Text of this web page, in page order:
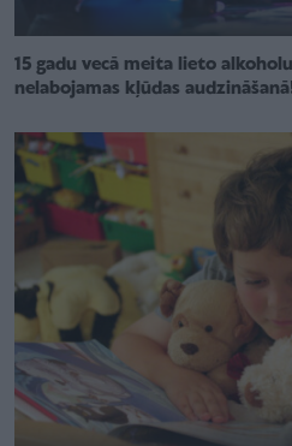
15 gadu vecā meita lieto
nelabojamas kļūdas